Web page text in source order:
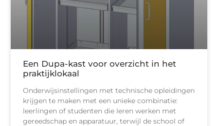
Een Dupa-kast voor overzicht in het
praktijklokaal
Onderwijsinstellingen met technische opleidingen
krijgen te maken met een unieke combinatie:
leerlingen of studenten die leren werken met
gereedschap en apparatuur, terwijl de school of